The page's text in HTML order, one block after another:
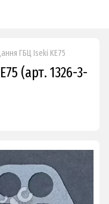
ГБЦ Iseki KE75
(арт. 1326-3-